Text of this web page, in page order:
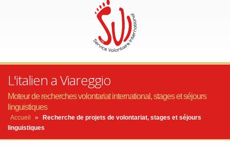
L'italien a Viareggio
Moteur de recherches volontariat international, stages et séjours
linguistiques
Accueil »
Recherche de projets de volontariat, stages et séjours
linguistiques